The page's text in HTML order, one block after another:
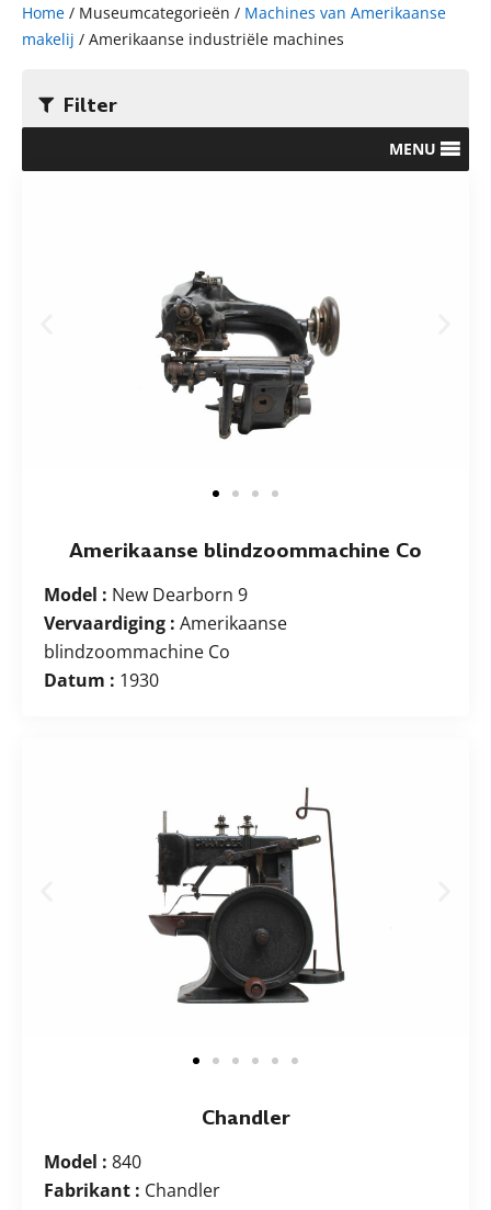
Home / Museumcategorieën / Machines van Amerikaanse
makelij / Amerikaanse industriële machines
Filter
MENU
Amerikaanse blindzoommachine Co
Model : New Dearborn 9
Vervaardiging : Amerikaanse
blindzoommachine Co
Datum : 1930
Chandler
Model : 840
Fabrikant : Chandler